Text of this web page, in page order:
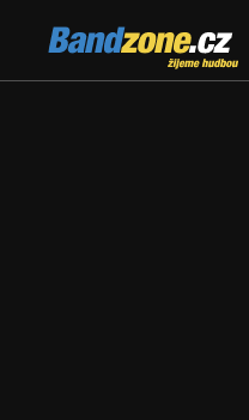
Bandzone.cz
žijeme hudbou